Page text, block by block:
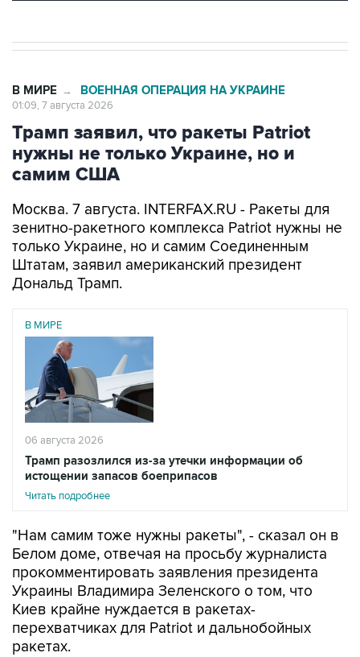
В МИРЕ → ВОЕННАЯ ОПЕРАЦИЯ НА УКРАИНЕ
01:09, 7 августа 2026
Трамп заявил, что ракеты Patriot
нужны не только Украине, но и
самим США
Москва. 7 августа. INTERFAX.RU - Ракеты для
зенитно-ракетного комплекса Patriot нужны не
только Украине, но и самим Соединенным
Штатам, заявил американский президент
Дональд Трамп.
В МИРЕ
06 августа 2026
Трамп разозлился из-за утечки информации об
истощении запасов боеприпасов
Читать подробнее
"Нам самим тоже нужны ракеты", - сказал он в
Белом доме, отвечая на просьбу журналиста
прокомментировать заявления президента
Украины Владимира Зеленского о том, что
Киев крайне нуждается в ракетах-
перехватчиках для Patriot и дальнобойных
ракетах.